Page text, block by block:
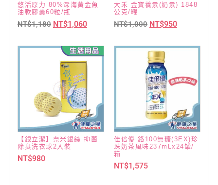
悠活原力 80%深海黃金魚
油軟膠囊60粒/瓶
NT$1,180 NT$1,060
大禾 金寶養素(奶素) 1848
公克/罐
NT$1,000 NT$950
【銀立潔】奈米銀絲 抑菌
除臭洗衣球2入裝
NT$980
佳倍優 鉻100無糖(3EX)珍
珠奶茶風味237mLx24罐/
箱
NT$1,575